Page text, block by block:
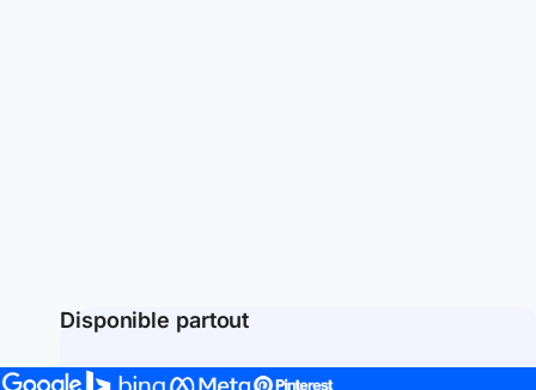
Disponible partout